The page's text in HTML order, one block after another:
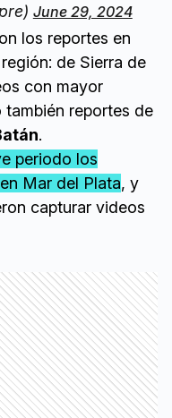
June 29, 2024
los reportes en
de Sierra de
con mayor
también reportes de
.
periodo los
Mar del Plata, y
capturar videos